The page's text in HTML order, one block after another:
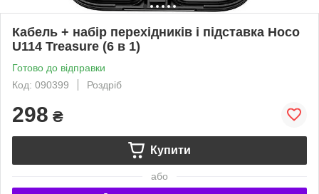
Кабель + набір перехідників і підставка Hoco
U114 Treasure (6 в 1)
Готово до відправки
Код: 090399
Роздріб
298 ₴
Купити
або